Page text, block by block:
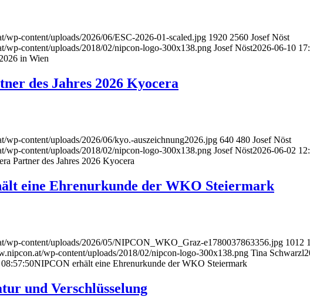
wp-content/uploads/2026/06/ESC-2026-01-scaled.jpg 1920 2560 Josef Nöst
wp-content/uploads/2018/02/nipcon-logo-300x138.png Josef Nöst2026-06-10
in Wien
des Jahres 2026 Kyocera
wp-content/uploads/2026/06/kyo.-auszeichnung2026.jpg 640 480 Josef Nöst
wp-content/uploads/2018/02/nipcon-logo-300x138.png Josef Nöst2026-06-02
Partner des Jahres 2026 Kyocera
eine Ehrenurkunde der WKO Steiermark
wp-content/uploads/2026/05/NIPCON_WKO_Graz-e1780037863356.jpg 1012
wp-content/uploads/2018/02/nipcon-logo-300x138.png Tina Schwarzl
NIPCON erhält eine Ehrenurkunde der WKO Steiermark
und Verschlüsselung